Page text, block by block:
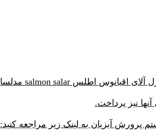
نیز پرداخت.
آبزیان به لینک زیر مراجعه کنید: